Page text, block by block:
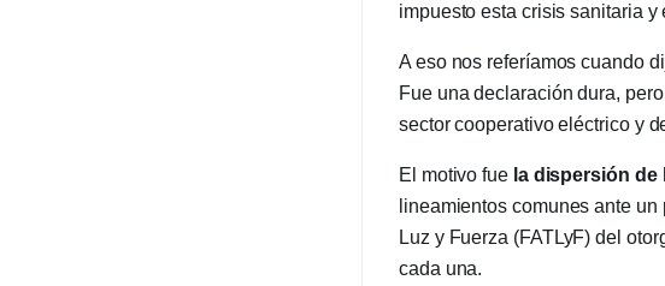
impuesto esta crisis sanitaria
A eso nos referíamos cuando
Fue una declaración dura,
sector cooperativo eléctrico y
El motivo fue la dispersión
lineamientos comunes ante
Luz y Fuerza (FATLyF) del
cada una.